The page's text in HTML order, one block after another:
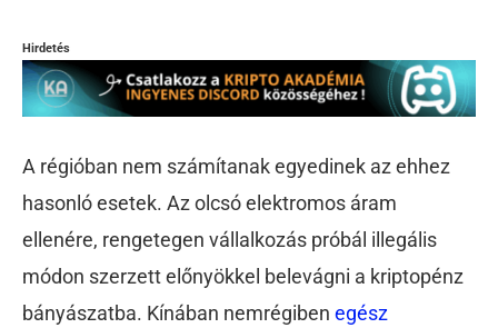
Hirdetés
A régióban nem számítanak egyedinek az ehhez
hasonló esetek. Az olcsó elektromos áram
ellenére, rengetegen vállalkozás próbál illegális
módon szerzett előnyökkel belevágni a kriptopénz
bányászatba. Kínában nemrégiben egész